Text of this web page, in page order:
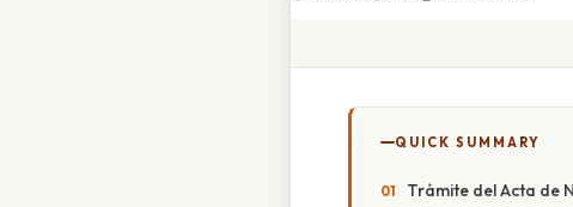
QUICK SUMMARY
Trámite del Acta de